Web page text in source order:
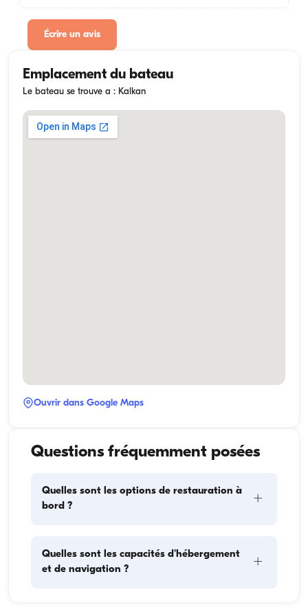
Écrire un avis
Emplacement du bateau
Le bateau se trouve a : Kalkan
Ouvrir dans Google Maps
Questions fréquemment posées
Quelles sont les options de restauration à
bord ?
+
éléments principaux : l'approvisionnement et la
préparation des repas. Pour l'approvisionnement, les
Quelles sont les capacités d'hébergement
et de navigation ?
+